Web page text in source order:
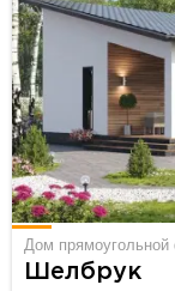
Дом
Шелбрук